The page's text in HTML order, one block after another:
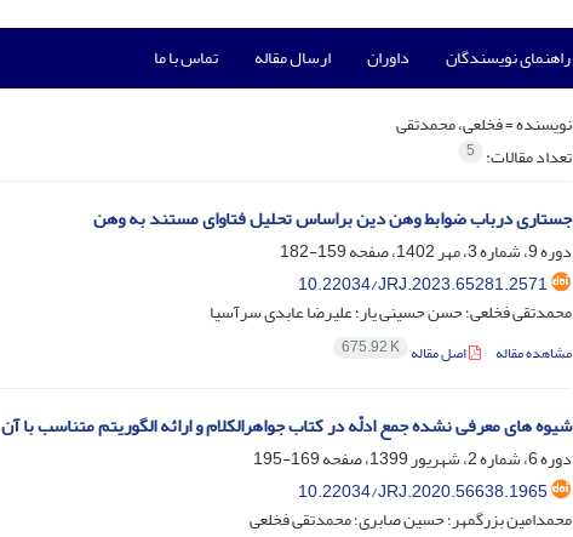
راهنمای نویسندگان داوران ارسال مقاله تماس با ما
نویسنده =فخلعی، محمدتقی
تعداد مقالات: 5
جستاری درباب ضوابط وهن دین براساس تحلیل فتاوای مستند به وهن
دوره 9، شماره 3، مهر 1402، صفحه
159-182
10.22034/JRJ.2023.65281.2571
محمدتقی فخلعی؛ حسن حسینی یار؛ علیرضا عابدی سرآسیا
مشاهده مقاله اصل مقاله 675.92 K
شیوه های معرفی نشده جمع ادلّه در کتاب جواهرالکلام و ارائه الگوریتم متناسب با آن
دوره 6، شماره 2، شهریور 1399، صفحه
169-195
10.22034/JRJ.2020.56638.1965
محمدامین بزرگمهر؛ حسین صابری؛ محمدتقی فخلعی